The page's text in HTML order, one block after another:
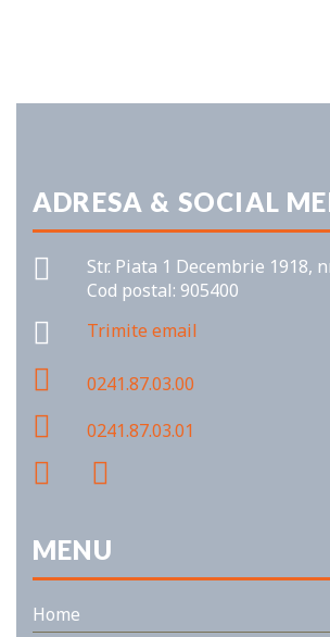
ADRESA & SOCIAL
Str. Piata 1 Decembrie 1918,
Cod postal: 905400
Trimite email
0241.87.03.00
0241.87.03.01
MENU
Home